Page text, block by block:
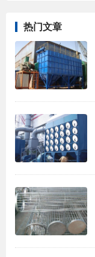
热门文章